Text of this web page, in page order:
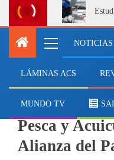
NOTICIAS
LÁMINAS ACS
MUNDO TV
Con éxito
Pesca y
Alianza del